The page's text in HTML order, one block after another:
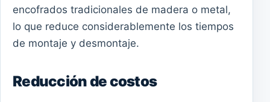
encofrados tradicionales de madera o metal,
lo que reduce considerablemente los tiempos
de montaje y desmontaje.
Reducción de costos